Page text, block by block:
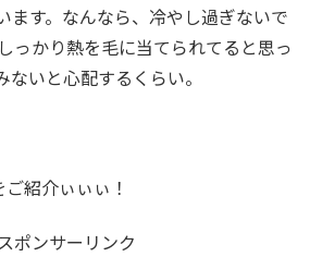
ます。なんなら、冷やし過ぎないで
っかり熱を毛に当てられてると思っ
いと心配するくらい。
紹介ぃぃぃ！
ポンサーリンク